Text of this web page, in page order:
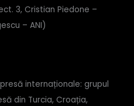
3, Cristian Piedone –
– ANI)
internaționale: grupul
din Turcia, Croația,